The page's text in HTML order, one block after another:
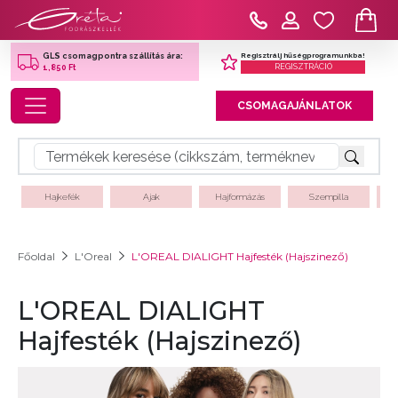
GLS csomagpontra szállítás ára:
1,850 Ft
Regisztrálj hűségprogramunkba!
REGISZTRÁCIÓ
Toggle navigation CSOMAGAJÁNLATOK
Hajkefék Ajak Hajformázás Szempilla
Főoldal L'Oreal L'OREAL DIALIGHT Hajfesték (Hajszinező)
L'OREAL DIALIGHT
Hajfesték (Hajszinező)